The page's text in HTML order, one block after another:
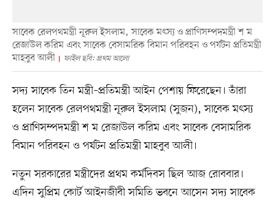
সাবেক রেলপথমন্ত্রী নূরুল ইসলাম, সাবেক মৎস্য ও প্রাণিসম্পদমন্ত্রী শ ম
রেজাউল করিম এবং সাবেক বেসামরিক বিমান পরিবহন ও পর্যটন প্রতিমন্ত্রী
মাহবুব আলী
ফাইল ছবি: প্রথম আলো
সদ্য সাবেক তিন মন্ত্রী–প্রতিমন্ত্রী আইন পেশায় ফিরেছেন। তাঁরা
হলেন সাবেক রেলপথমন্ত্রী নূরুল ইসলাম (সুজন), সাবেক মৎস্য
ও প্রাণিসম্পদমন্ত্রী শ ম রেজাউল করিম এবং সাবেক বেসামরিক
বিমান পরিবহন ও পর্যটন প্রতিমন্ত্রী মাহবুব আলী।
নতুন সরকারের মন্ত্রীদের প্রথম কর্মদিবস ছিল আজ রোববার।
এদিন সুপ্রিম কোর্ট আইনজীবী সমিতি ভবনে আসেন সদ্য সাবেক